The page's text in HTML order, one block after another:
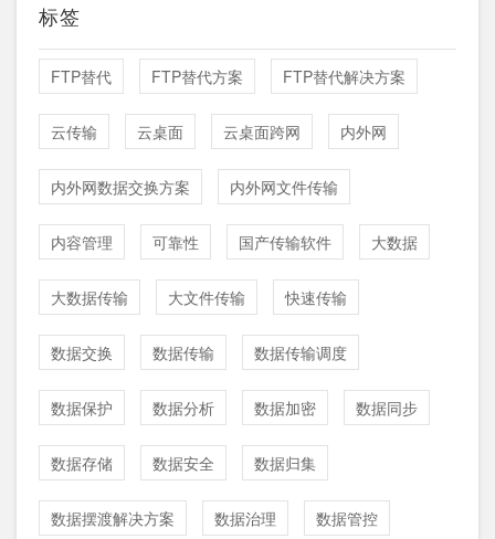
标签
FTP替代 FTP替代方案 FTP替代解决方案
云传输 云桌面 云桌面跨网 内外网
内外网数据交换方案 内外网文件传输
内容管理 可靠性 国产传输软件 大数据
大数据传输 大文件传输 快速传输
数据交换 数据传输 数据传输调度
数据保护 数据分析 数据加密 数据同步
数据存储 数据安全 数据归集
数据摆渡解决方案 数据治理 数据管控